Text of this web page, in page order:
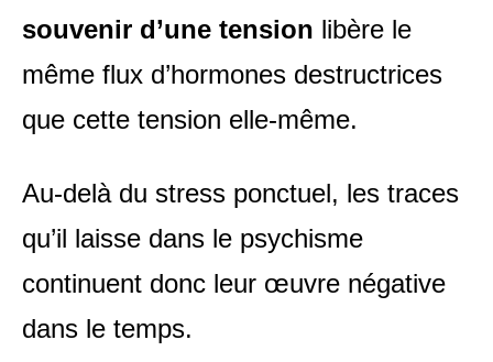
souvenir d’une tension libère le
même flux d’hormones destructrices
que cette tension elle-même.
Au-delà du stress ponctuel, les traces
qu’il laisse dans le psychisme
continuent donc leur œuvre négative
dans le temps.